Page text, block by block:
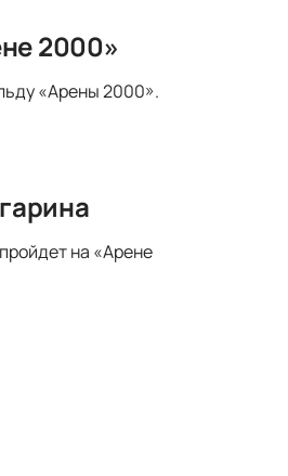
2000»
«Арены 2000».
на «Арене